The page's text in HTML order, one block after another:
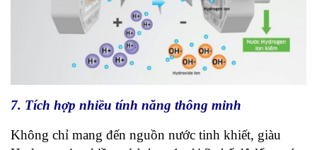
7. Tích hợp nhiều tính năng thông minh
Không chỉ mang đến nguồn nước tinh khiết, giàu